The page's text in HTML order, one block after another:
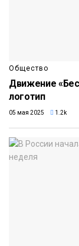
Общество
Движение
логотип
05 мая 2025 1.2k